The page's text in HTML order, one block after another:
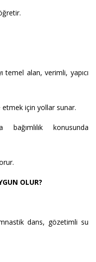
temel alan, verimli, yapıcı
etmek için yollar sunar.
konusunda
OLUR?
dans, gözetimli su